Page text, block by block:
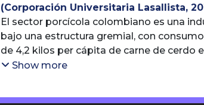
(Corporación Universitaria Lasallista,
Guzmán, Edwin Alexander;Londoño
El sector porcícola colombiano es una
bajo una estructura gremial, con
de 4,2 kilos per cápita de carne de cerdo
para los productores ya que el consumo
Desde los años 90´s el país como
Show more